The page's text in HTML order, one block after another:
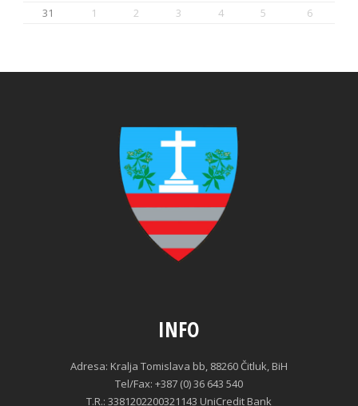
31
1 2 3 4 5 6
INFO
Adresa: Kralja Tomislava bb, 88260 Čitluk, BiH
Tel/Fax: +387 (0) 36 643 540
T.R.: 3381202200321143 UniCredit Bank